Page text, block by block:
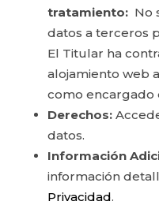
tratamiento:No
datos a terceros
El Titular ha
alojamiento web
como encargado
Derechos:
datos.
Información
información
Privacidad.